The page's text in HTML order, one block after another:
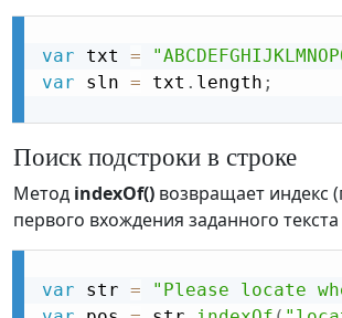
var txt =
var sln = txt . length ;
Поиск подстроки в строке
Метод indexOf() возвращает индекс
первого вхождения заданного текста
var str =
"Please locate